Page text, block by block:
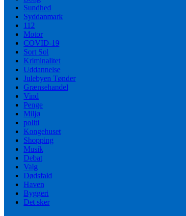
Sundhed
Syddanmark
112
Motor
COVID-19
Sort Sol
Kriminalitet
Uddannelse
Julebyen Tønder
Grænsehandel
Vind
Penge
Miljø
politi
Kongehuset
Shopping
Musik
Debat
Valg
Dødsfald
Haven
Byggeri
Det sker